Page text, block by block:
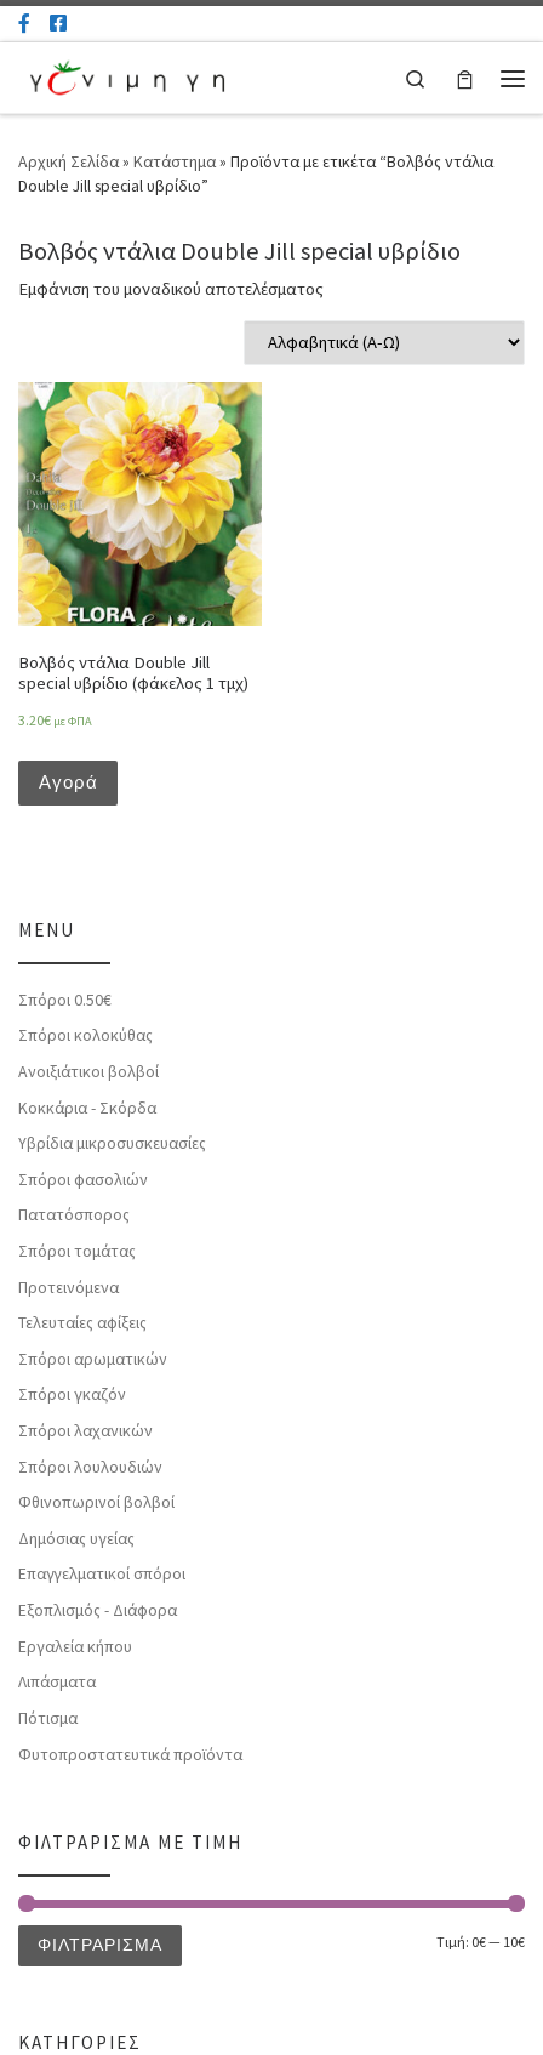
Μετάβαση στο περιεχόμενο
Search
Αρχική Σελίδα» Κατάστημα» Προϊόντα με ετικέτα “Βολβός ντάλια
Double Jill special υβρίδιο”
Βολβός ντάλια Double Jill special υβρίδιο
Εμφάνιση του μοναδικού αποτελέσματος
Βολβός ντάλια Double Jill
special υβρίδιο (φάκελος 1 τμχ)
3.20€ με ΦΠΑ
Αγορά
MENU
Σπόροι 0.50€
Σπόροι κολοκύθας
Ανοιξιάτικοι βολβοί
Κοκκάρια - Σκόρδα
Υβρίδια μικροσυσκευασίες
Σπόροι φασολιών
Πατατόσπορος
Σπόροι τομάτας
Προτεινόμενα
Τελευταίες αφίξεις
Σπόροι αρωματικών
Σπόροι γκαζόν
Σπόροι λαχανικών
Σπόροι λουλουδιών
Φθινοπωρινοί βολβοί
Δημόσιας υγείας
Επαγγελματικοί σπόροι
Εξοπλισμός - Διάφορα
Εργαλεία κήπου
Λιπάσματα
Πότισμα
Φυτοπροστατευτικά προϊόντα
ΦΙΛΤΡΆΡΙΣΜΑ ΜΕ ΤΙΜΉ
ΦΙΛΤΡΆΡΙΣΜΑ Τιμή: 0€— 10€
ΚΑΤΗΓΟΡΊΕΣ